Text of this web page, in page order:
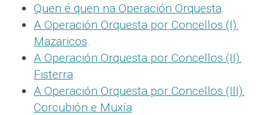
Quen é quen na Operación Orquesta.
A Operación Orquesta por Concellos (I):
Mazaricos.
A Operación Orquesta por Concellos (II):
Fisterra.
A Operación Orquesta por Concellos (III):
Corcubión e Muxía.